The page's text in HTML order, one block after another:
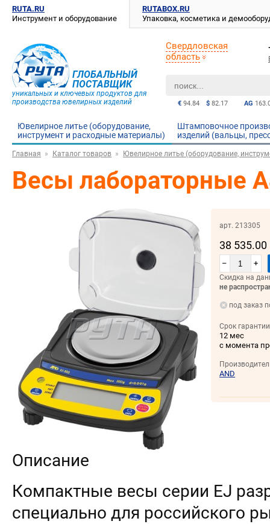
RUTA.RU
Инструмент и оборудование
RUTABOX.RU
Упаковка, косметика и
ГЛОБАЛЬНЫЙ
ПОСТАВЩИК
уникальных и ключевых продуктов для
производства ювелирных изделий
AG
€ 94.84 $ 82.17
Свердловская
область
Ювелирное литье (оборудование,
инструмент и расходные материалы)
Штамповочное
изделий (вальцы,
Главная Каталог товаров Ювелирное литье (оборудование,
Весы лабораторные
арт. 213305
38 535.00
– +
Скидка на
не
под заказ
Срок
12 мес
с момента
AND
Описание
Компактные весы серии EJ
специально для российского